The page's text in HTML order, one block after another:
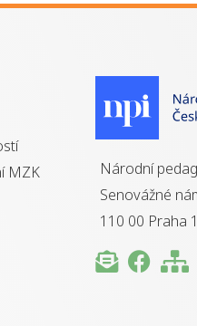
má získání
MZK
Národní
Senovážné
110 00 Praha 1